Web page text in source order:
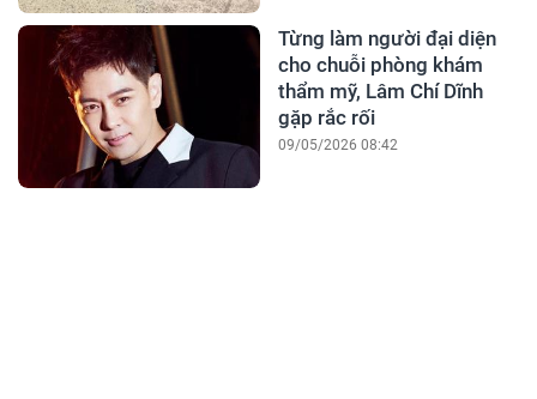
Từng làm người đại diện
cho chuỗi phòng khám
thẩm mỹ, Lâm Chí Dĩnh
gặp rắc rối
09/05/2026 08:42